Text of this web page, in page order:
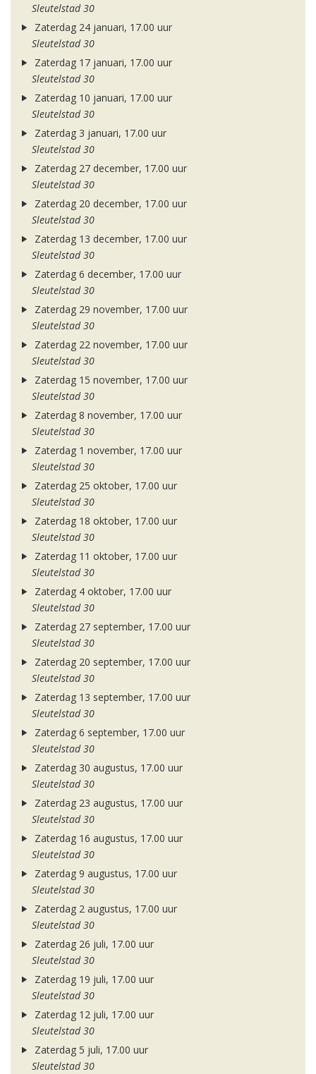
Sleutelstad 30
Zaterdag 24 januari, 17.00 uur
Sleutelstad 30
Zaterdag 17 januari, 17.00 uur
Sleutelstad 30
Zaterdag 10 januari, 17.00 uur
Sleutelstad 30
Zaterdag 3 januari, 17.00 uur
Sleutelstad 30
Zaterdag 27 december, 17.00 uur
Sleutelstad 30
Zaterdag 20 december, 17.00 uur
Sleutelstad 30
Zaterdag 13 december, 17.00 uur
Sleutelstad 30
Zaterdag 6 december, 17.00 uur
Sleutelstad 30
Zaterdag 29 november, 17.00 uur
Sleutelstad 30
Zaterdag 22 november, 17.00 uur
Sleutelstad 30
Zaterdag 15 november, 17.00 uur
Sleutelstad 30
Zaterdag 8 november, 17.00 uur
Sleutelstad 30
Zaterdag 1 november, 17.00 uur
Sleutelstad 30
Zaterdag 25 oktober, 17.00 uur
Sleutelstad 30
Zaterdag 18 oktober, 17.00 uur
Sleutelstad 30
Zaterdag 11 oktober, 17.00 uur
Sleutelstad 30
Zaterdag 4 oktober, 17.00 uur
Sleutelstad 30
Zaterdag 27 september, 17.00 uur
Sleutelstad 30
Zaterdag 20 september, 17.00 uur
Sleutelstad 30
Zaterdag 13 september, 17.00 uur
Sleutelstad 30
Zaterdag 6 september, 17.00 uur
Sleutelstad 30
Zaterdag 30 augustus, 17.00 uur
Sleutelstad 30
Zaterdag 23 augustus, 17.00 uur
Sleutelstad 30
Zaterdag 16 augustus, 17.00 uur
Sleutelstad 30
Zaterdag 9 augustus, 17.00 uur
Sleutelstad 30
Zaterdag 2 augustus, 17.00 uur
Sleutelstad 30
Zaterdag 26 juli, 17.00 uur
Sleutelstad 30
Zaterdag 19 juli, 17.00 uur
Sleutelstad 30
Zaterdag 12 juli, 17.00 uur
Sleutelstad 30
Zaterdag 5 juli, 17.00 uur
Sleutelstad 30